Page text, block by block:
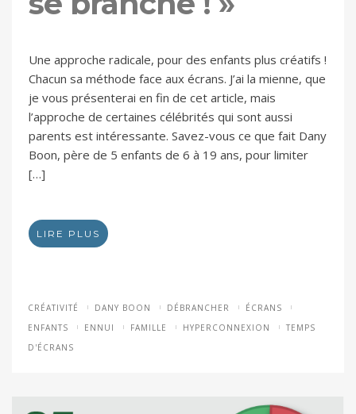
Une approche radicale, pour des enfants plus créatifs !
Chacun sa méthode face aux écrans. J’ai la mienne, que
je vous présenterai en fin de cet article, mais
l’approche de certaines célébrités qui sont aussi
parents est intéressante. Savez-vous ce que fait Dany
Boon, père de 5 enfants de 6 à 19 ans, pour limiter
[…]
LIRE PLUS
CRÉATIVITÉ DANY BOON DÉBRANCHER
ÉCRANS
ENFANTS
ENNUI FAMILLE HYPERCONNEXION
TEMPS
D'ÉCRANS